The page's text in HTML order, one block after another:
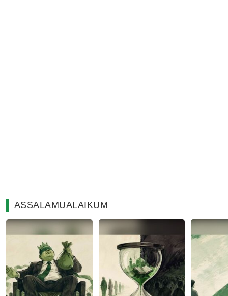
ASSALAMUALAIKUM